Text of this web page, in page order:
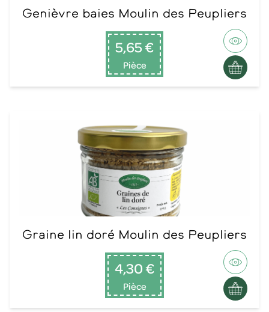
Genièvre baies Moulin des Peupliers
5,65 €
Pièce
Graine lin doré Moulin des Peupliers
4,30 €
Pièce